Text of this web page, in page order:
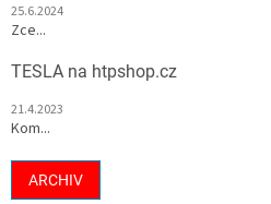
25.6.2024
Zce...
TESLA na htpshop.cz
21.4.2023
Kom...
ARCHIV